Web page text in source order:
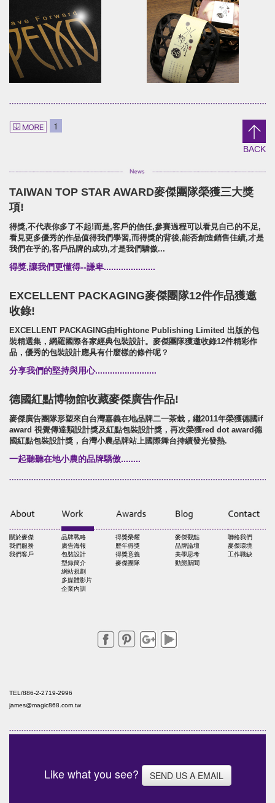
ireij Italy Gelato
Brand Identity.Poster.Print.Website
艾蕾優格/品牌識別/包裝/網頁/海報設計
ORINAT FOOD
原味恰恰/品牌識別/包裝設計/行銷
LADYLIN LINGERIE
Branding.packaging.marketing.
蕾迪琳塑身衣/品牌識別/包裝設計/行銷策略
U-need Chicken
Branding.packaging.Poster.
雲嶺鮮雞/品牌識別/包裝設計/行銷
沛士歐/品牌識別/包裝設計/行銷策略 水柳角68手工皂舖/品牌識別/包裝
1
BACK
TAIWAN TOP STAR AWARD麥傑團隊榮獲三大獎
項!
得獎,不代表你多了不起!而是,客戶的信任,參賽過程可以看見自己的不足,
看見更多優秀的作品值得我們學習,而得獎的背後,能否創造銷售佳績,才是
我們在乎的,客戶品牌的成功,才是我們驕傲...
得獎,讓我們更懂得--謙卑.....................
EXCELLENT PACKAGING麥傑團隊12件作品獲邀
收錄!
EXCELLENT PACKAGING由Hightone Publishing Limited 出版的包
裝精選集，網羅國際各家經典包裝設計。麥傑團隊獲邀收錄12件精彩作
品，優秀的包裝設計應具有什麼樣的條件呢？
分享我們的堅持與用心.........................
德國紅點博物館收藏麥傑廣告作品!
麥傑廣告團隊形塑來自台灣嘉義在地品牌二一茶栽，繼2011年榮獲德國if
award 視覺傳達類設計獎及紅點包裝設計獎，再次榮獲red dot award德
國紅點包裝設計獎，台灣小農品牌站上國際舞台持續發光發熱.
一起聽聽在地小農的品牌驕傲........
關於麥傑
我們服務
我們客戶
品牌戰略
廣告海報
包裝設計
型錄簡介
網站規劃
多媒體影片
企業內訓
得獎榮耀
歷年得獎
得獎意義
麥傑團隊
麥傑觀點
品牌論壇
美學思考
動態新聞
聯絡我們
麥傑環境
工作職缺
TEL/886-2-2719-2996
james@magic868.com.tw
Like what you see? SEND US A EMAIL